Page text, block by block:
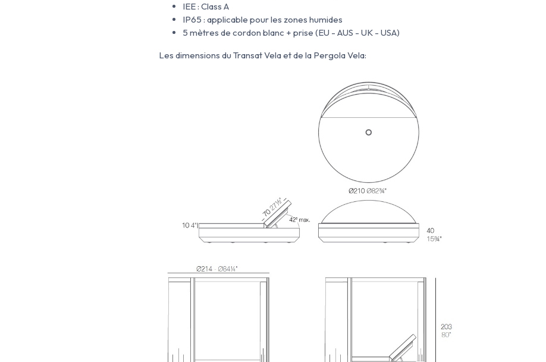
IEE : Class A
IP65 : applicable pour les zones humides
5 mètres de cordon blanc + prise (EU - AUS - UK - USA)
Les dimensions du Transat Vela et de la Pergola Vela: